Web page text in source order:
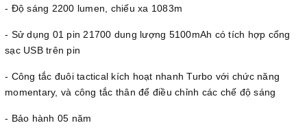
- Độ sáng 2200 lumen, chiếu xa 1083m
- Sử dụng 01 pin 21700 dung lượng 5100mAh có tích hợp cổng
sạc USB trên pin
- Công tắc đuôi tactical kích hoạt nhanh Turbo với chức năng
momentary, và công tắc thân để điều chỉnh các chế độ sáng
- Bảo hành 05 năm